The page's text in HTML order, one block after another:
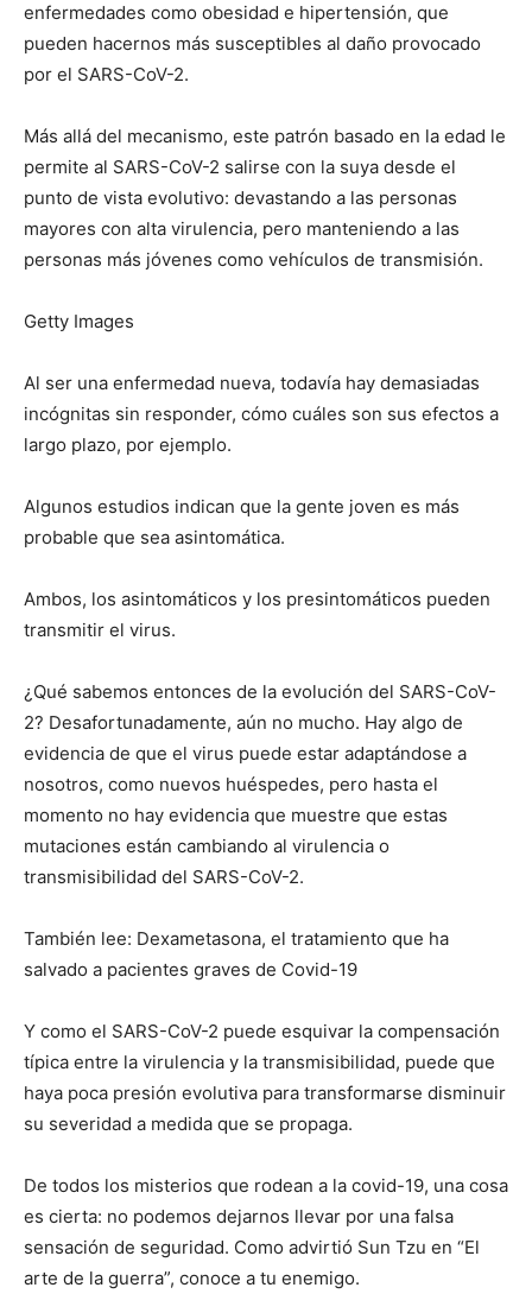
enfermedades como obesidad e hipertensión, que
pueden hacernos más susceptibles al daño provocado
por el SARS-CoV-2.
Más allá del mecanismo, este patrón basado en la edad le
permite al SARS-CoV-2 salirse con la suya desde el
punto de vista evolutivo: devastando a las personas
mayores con alta virulencia, pero manteniendo a las
personas más jóvenes como vehículos de transmisión.
Getty Images
Al ser una enfermedad nueva, todavía hay demasiadas
incógnitas sin responder, cómo cuáles son sus efectos a
largo plazo, por ejemplo.
Algunos estudios indican que la gente joven es más
probable que sea asintomática.
Ambos, los asintomáticos y los presintomáticos pueden
transmitir el virus.
¿Qué sabemos entonces de la evolución del SARS-CoV-
2? Desafortunadamente, aún no mucho. Hay algo de
evidencia de que el virus puede estar adaptándose a
nosotros, como nuevos huéspedes, pero hasta el
momento no hay evidencia que muestre que estas
mutaciones están cambiando al virulencia o
transmisibilidad del SARS-CoV-2.
También lee: Dexametasona, el tratamiento que ha
salvado a pacientes graves de Covid-19
Y como el SARS-CoV-2 puede esquivar la compensación
típica entre la virulencia y la transmisibilidad, puede que
haya poca presión evolutiva para transformarse disminuir
su severidad a medida que se propaga.
De todos los misterios que rodean a la covid-19, una cosa
es cierta: no podemos dejarnos llevar por una falsa
sensación de seguridad. Como advirtió Sun Tzu en “El
arte de la guerra”, conoce a tu enemigo.